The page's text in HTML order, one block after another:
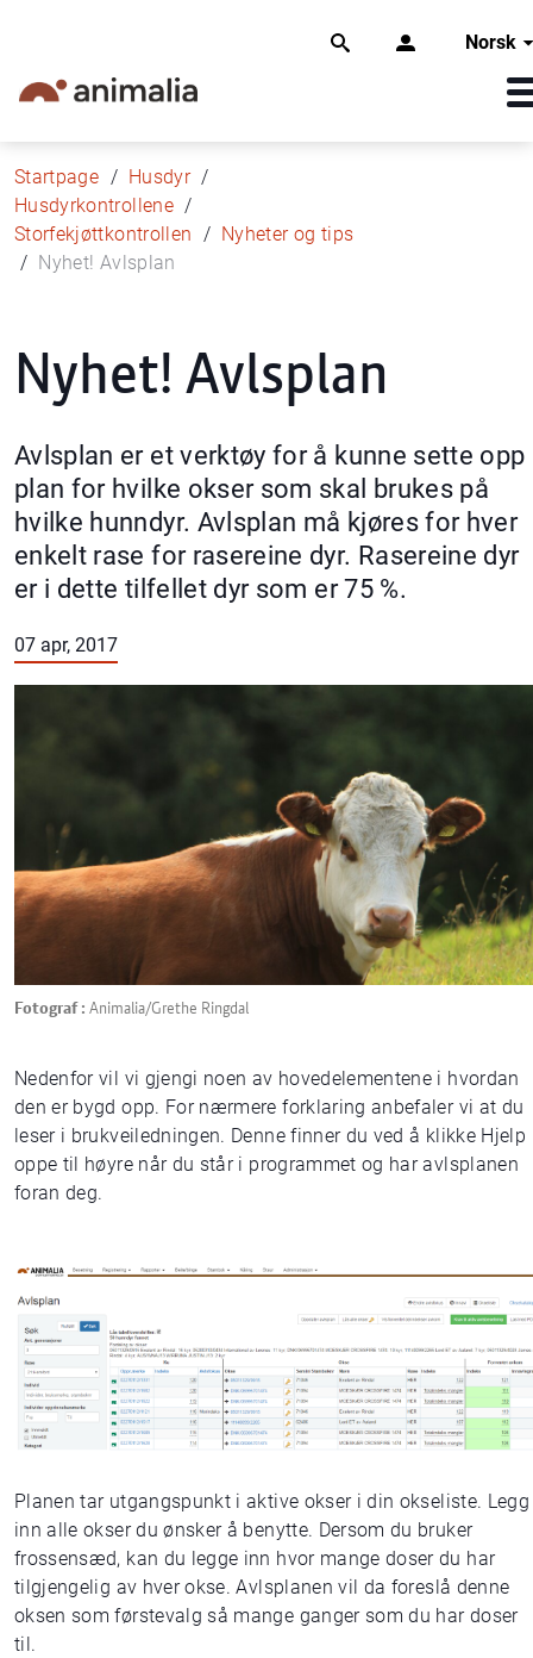
Norsk
Startpage
Husdyr
Husdyrkontrollene
Storfekjøttkontrollen
Nyheter og tips
Nyhet! Avlsplan
Nyhet! Avlsplan
Avlsplan er et verktøy for å kunne sette opp
plan for hvilke okser som skal brukes på
hvilke hunndyr. Avlsplan må kjøres for hver
enkelt rase for rasereine dyr. Rasereine dyr
er i dette tilfellet dyr som er 75 %.
07 apr, 2017
Fotograf : Animalia/Grethe Ringdal
Nedenfor vil vi gjengi noen av hovedelementene i hvordan
den er bygd opp. For nærmere forklaring anbefaler vi at du
leser i brukveiledningen. Denne finner du ved å klikke Hjelp
oppe til høyre når du står i programmet og har avlsplanen
foran deg.
Planen tar utgangspunkt i aktive okser i din okseliste. Legg
inn alle okser du ønsker å benytte. Dersom du bruker
frossensæd, kan du legge inn hvor mange doser du har
tilgjengelig av hver okse. Avlsplanen vil da foreslå denne
oksen som førstevalg så mange ganger som du har doser
til.